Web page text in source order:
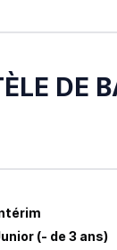
DE
(- de 3 ans)